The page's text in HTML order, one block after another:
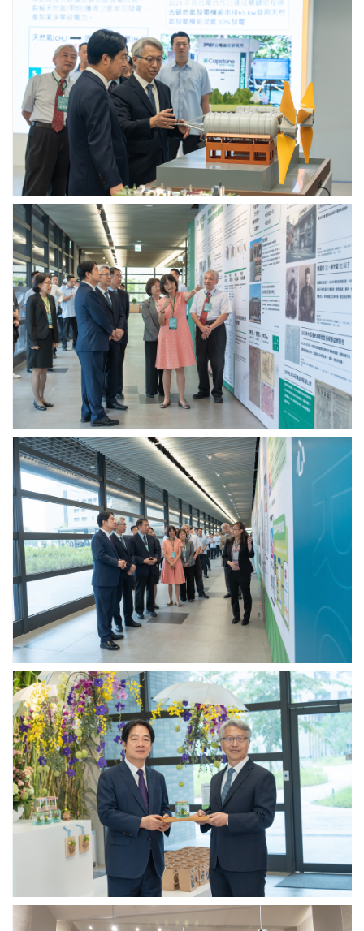
市
長
共
同
揭
幕。
（圖
片
來
源：
中
央
研
究
院）
的
研
發
成
果。
（圖
片
來
源：
中
央
研
究
院）
向
賴
清
德
總
統
說
明
關
鍵
議
題
研
究
中
心
的
研
發
成
果。
（圖
來
源：
中
央
研
究
院）
賴
清
德
總
統
參
訪
中
研
院
人
文
社
究
基
地
研
究
成
果。
（圖
片
來
源：
中
央
研
究
院）
賴
清
德
總
統
參
訪
中
研
院
環
境
變
遷
研
究
中
心
研
究
成
果。
（圖
片
來
源：
中
中
研
院
廖
俊
智
院
長
致
贈
蘭
賴